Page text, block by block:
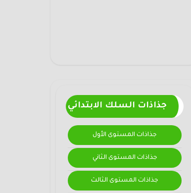
جذاذات السلك الابتدائي
جذاذات المستوى الأول
جذاذات المستوى الثاني
جذاذات المستوى الثالث